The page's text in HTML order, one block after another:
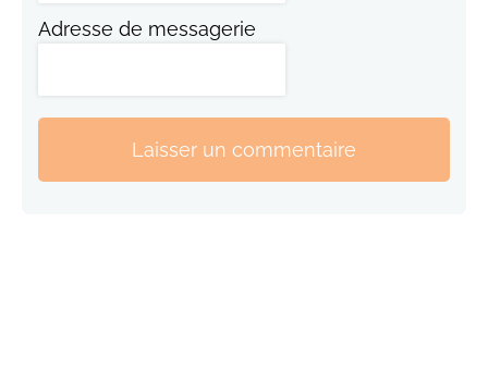
Adresse de messagerie
Laisser un commentaire